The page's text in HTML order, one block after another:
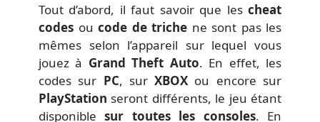
Tout d’abord, il faut savoir que les cheat
codes ou code de triche ne sont pas les
mêmes selon l’appareil sur lequel vous
jouez à Grand Theft Auto. En effet, les
codes sur PC, surXBOX ou encore sur
PlayStation seront différents, le jeu étant
disponiblesur toutes les consoles. En